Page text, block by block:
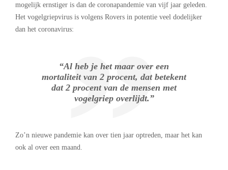
mogelijk ernstiger is dan de coronapandemie van vijf jaar geleden.
Het vogelgriepvirus is volgens Rovers in potentie veel dodelijker
dan het coronavirus:
“Al heb je het maar over een
mortaliteit van 2 procent, dat betekent
dat 2 procent van de mensen met
vogelgriep overlijdt.”
Zo’n nieuwe pandemie kan over tien jaar optreden, maar het kan
ook al over een maand.